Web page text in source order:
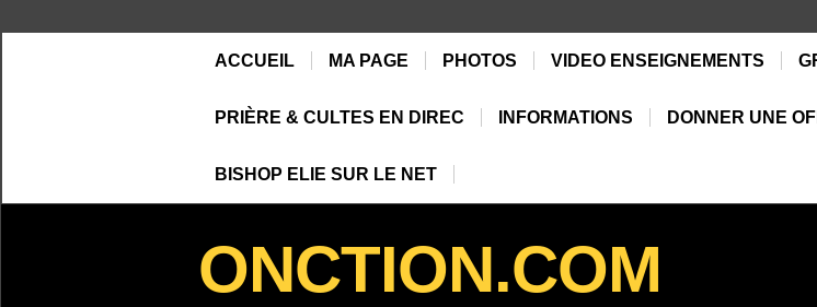
ACCUEIL MA PAGE PHOTOS VIDEO ENSEIGNEMENTS
PRIÈRE & CULTES EN DIREC INFORMATIONS DONNER UNE
BISHOP ELIE SUR LE NET
ONCTION.COM